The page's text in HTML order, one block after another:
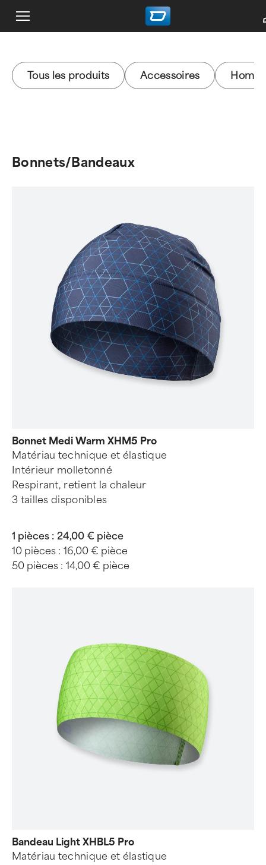
Tous les produits Accessoires
Bonnets/Bandeaux
Bonnet Medi Warm XHM5 Pro
Matériau technique et élastique
Intérieur molletonné
Respirant, retient la chaleur
3 tailles disponibles
1 pièces : 24,00 € pièce
10 pièces : 16,00 € pièce
50 pièces : 14,00 € pièce
Bandeau Light XHBL5 Pro
Matériau technique et élastique